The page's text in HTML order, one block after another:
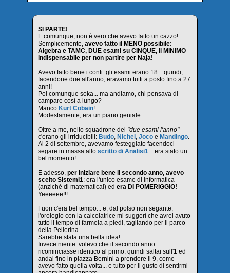
SI PARTE!
E comunque, non è vero che avevo fatto un cazzo!
Semplicemente, avevo fatto il MENO possibile:
Algebra e TAMC, DUE esami su CINQUE, il MINIMO
indispensabile per non partire per Naja!
Avevo fatto bene i conti: gli esami erano 18... quindi,
facendone due all'anno, eravamo tutti a posto fino a 27
anni!
Poi comunque soka... ma andiamo, chi pensava di
campare così a lungo?
Manco Kurt Cobain!
Modestamente, era un piano geniale.
Oltre a me, nello squadrone dei "due esami l'anno"
c'erano gli irriducibili: Budo, Nichel , Joco e Mandingo.
Al 2 di settembre, avevamo festeggiato facendoci
segare in massa allo scritto di Analisi1... era stato un
bel momento!
E adesso, per iniziare bene il secondo anno, avevo
scelto Sistemi1: era l'unico esame di informatica
(anziché di matematica!) ed era DI POMERIGGIO!
Yeeeeee!!!
Fuori c'era bel tempo... e, dal polso non segante,
l'orologio con la calcolatrice mi suggerì che avrei avuto
tutto il tempo di farmela a piedi, tagliando per il parco
della Pellerina.
Sarebbe stata una bella idea!
Invece niente: volevo che il secondo anno
ricominciasse identico al primo, quindi saltai sull'1 ed
andai fino in piazza Bernini a prendere il 9, come
avevo fatto quella volta... e tutto per il gusto di sentirmi